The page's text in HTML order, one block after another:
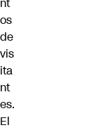
os
de
vis
ita
nt
es.
El